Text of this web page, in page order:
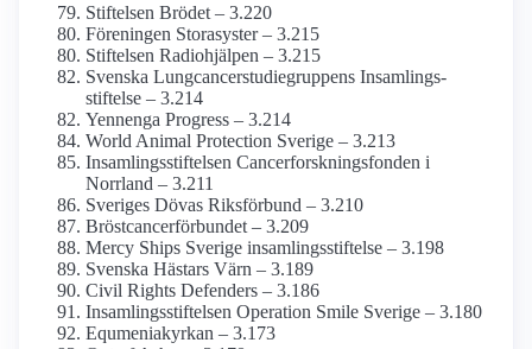
Stiftelsen Brödet – 3.220
Föreningen Storasyster – 3.215
Stiftelsen Radiohjälpen – 3.215
Svenska Lungcancerstudie­gruppens Insamlings­
stiftelse – 3.214
Yennenga Progress – 3.214
World Animal Protection Sverige – 3.213
Insamlings­stiftelsen Cancerforsknings­fonden i
Norrland – 3.211
Sveriges Dövas Riksförbund – 3.210
Bröstcancer­förbundet – 3.209
Mercy Ships Sverige insamlings­stiftelse – 3.198
Svenska Hästars Värn – 3.189
Civil Rights Defenders – 3.186
Insamlings­stiftelsen Operation Smile Sverige – 3.180
Equmenia­kyrkan – 3.173